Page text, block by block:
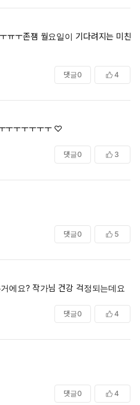
ㅠㅜ존잼 월요일이 기다려지는 미친
댓글0 4
ㅜㅜㅜㅜㅜㅜ ♡
댓글0 3
댓글0 5
에요? 작가님 건강 걱정되는데요
댓글0 4
댓글0 4